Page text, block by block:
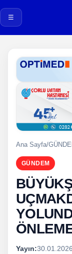
☰
Ana Sayfa/
GÜNDEM
Yayın: